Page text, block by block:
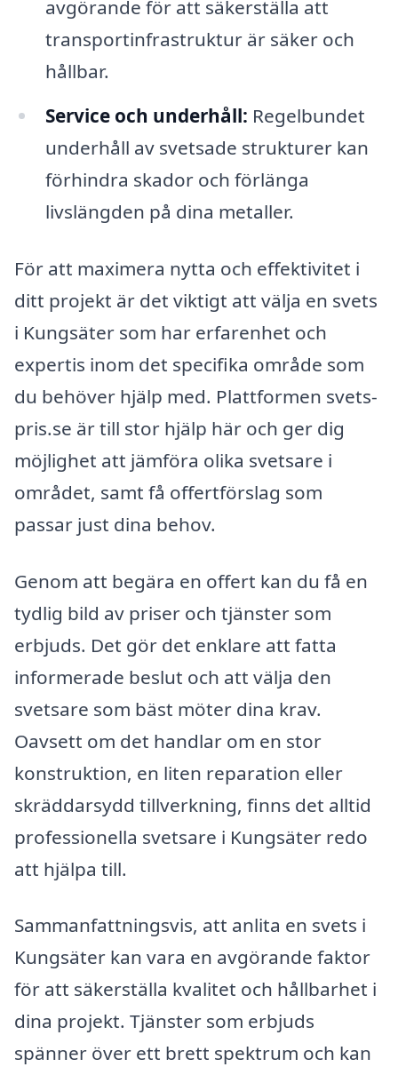
avgörande för att säkerställa att
transportinfrastruktur är säker och
hållbar.
Service och underhåll: Regelbundet
underhåll av svetsade strukturer kan
förhindra skador och förlänga
livslängden på dina metaller.
För att maximera nytta och effektivitet i
ditt projekt är det viktigt att välja en svets
i Kungsäter som har erfarenhet och
expertis inom det specifika område som
du behöver hjälp med. Plattformen svets-
pris.se är till stor hjälp här och ger dig
möjlighet att jämföra olika svetsare i
området, samt få offertförslag som
passar just dina behov.
Genom att begära en offert kan du få en
tydlig bild av priser och tjänster som
erbjuds. Det gör det enklare att fatta
informerade beslut och att välja den
svetsare som bäst möter dina krav.
Oavsett om det handlar om en stor
konstruktion, en liten reparation eller
skräddarsydd tillverkning, finns det alltid
professionella svetsare i Kungsäter redo
att hjälpa till.
Sammanfattningsvis, att anlita en svets i
Kungsäter kan vara en avgörande faktor
för att säkerställa kvalitet och hållbarhet i
dina projekt. Tjänster som erbjuds
spänner över ett brett spektrum och kan